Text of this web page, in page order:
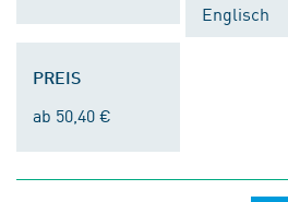
Englisch
PREIS
ab 50,40 €